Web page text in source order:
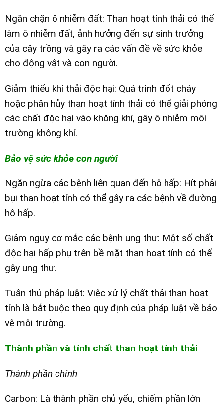
Ngăn chặn ô nhiễm đất: Than hoạt tính thải có thể
làm ô nhiễm đất, ảnh hưởng đến sự sinh trưởng
của cây trồng và gây ra các vấn đề về sức khỏe
cho động vật và con người.
Giảm thiểu khí thải độc hại: Quá trình đốt cháy
hoặc phân hủy than hoạt tính thải có thể giải phóng
các chất độc hại vào không khí, gây ô nhiễm môi
trường không khí.
Bảo vệ sức khỏe con người
Ngăn ngừa các bệnh liên quan đến hô hấp: Hít phải
bụi than hoạt tính có thể gây ra các bệnh về đường
hô hấp.
Giảm nguy cơ mắc các bệnh ung thư: Một số chất
độc hại hấp phụ trên bề mặt than hoạt tính có thể
gây ung thư.
Tuân thủ pháp luật: Việc xử lý chất thải than hoạt
tính là bắt buộc theo quy định của pháp luật về bảo
vệ môi trường.
Thành phần và tính chất than hoạt tính thải
Thành phần chính
Carbon: Là thành phần chủ yếu, chiếm phần lớn